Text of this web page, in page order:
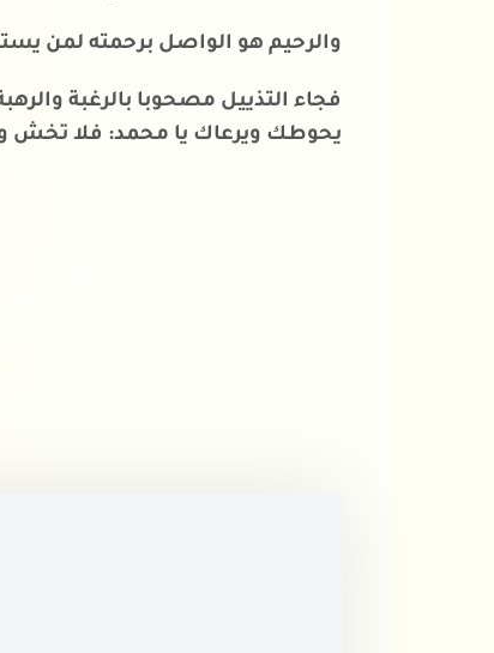
والرحيم هو الواصل برحمته لمن
فجاء التذييل مصحوبا بالرغبة
يحوطك ويرعاك يا محمد: فلا تخش